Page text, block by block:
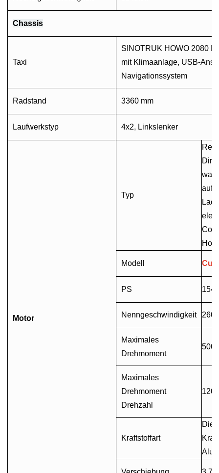
Chassis
Taxi
SINOTRUK HOWO 2080
mit Klimaanlage, USB-
Navigationssystem
Radstand 3360 mm
Laufwerkstyp 4x2, Linkslenker
Motor
Typ
Modell
PS 154
Nenngeschwindigkeit
Maximales
Drehmoment
500
Maximales
Drehmoment
Drehzahl
Kraftstoffart